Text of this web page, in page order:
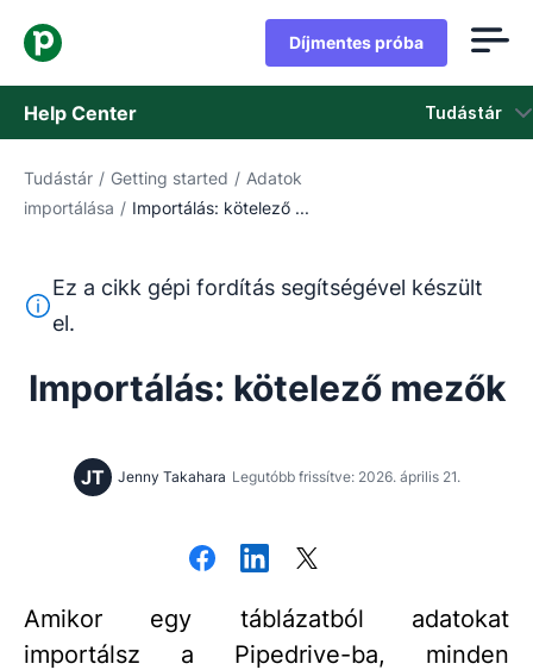
Díjmentes próba
Help Center Tudástár
Tudástár
Vegye fel a kapcsolatot az ügyfélszolgálattal
Tudástár / Getting started / Adatok
importálása / Importálás: kötelező ...
Ez a szöveg gépi fordítóeszközzel lett lefordítva
Ez a cikk gépi fordítás segítségével készült
el.
Importálás: kötelező mezők
JT Jenny Takahara Legutóbb frissítve: 2026. április 21.
Amikor egy táblázatból adatokat
importálsz a Pipedrive-ba, minden